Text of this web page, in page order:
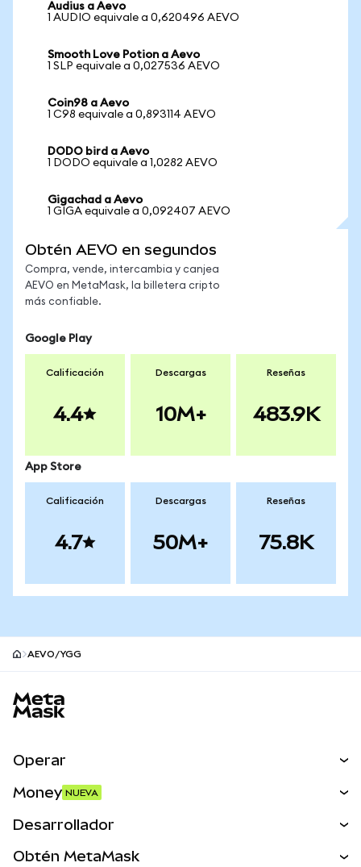
Audius a Aevo
1 AUDIO equivale a 0,620496 AEVO
Smooth Love Potion a Aevo
1 SLP equivale a 0,027536 AEVO
Coin98 a Aevo
1 C98 equivale a 0,893114 AEVO
DODO bird a Aevo
1 DODO equivale a 1,0282 AEVO
Gigachad a Aevo
1 GIGA equivale a 0,092407 AEVO
Obtén AEVO en segundos
Compra, vende, intercambia y canjea
AEVO en MetaMask, la billetera cripto
más confiable.
Google Play
Calificación
4.4
Descargas
10M+
Reseñas
483.9K
App Store
Calificación
4.7
Descargas
50M+
Reseñas
75.8K
AEVO/YGG
Operar
Activos del mundo real
Money NUEVA
Desarrollador
Obtén MetaMask